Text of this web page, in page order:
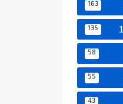
163
135
58
55
43